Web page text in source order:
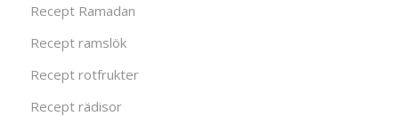
Recept Ramadan
Recept ramslök
Recept rotfrukter
Recept rädisor